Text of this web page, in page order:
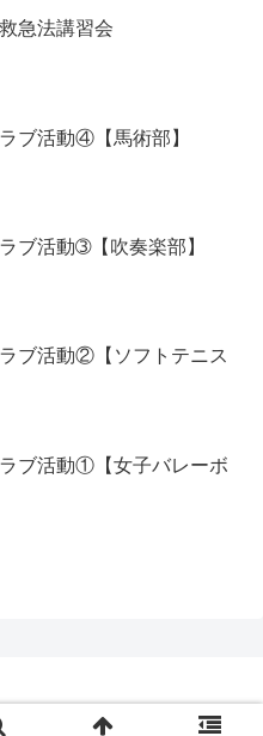
急法講習会
ブ活動④【馬術部】
ブ活動➂【吹奏楽部】
ブ活動②【ソフトテニス
ブ活動①【女子バレーボ
グ All Rights Reserved.